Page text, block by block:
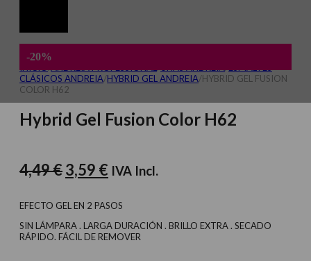
-20%
CLÁSICOS ANDREIA/HYBRID GEL ANDREIA/HYBRID GEL FUSION
COLOR H62
Hybrid Gel Fusion Color H62
4,49€El
original
era:
4,49 €.
3,59 € El
actual
es:
3,59 €.
IVA Incl.
EFECTO GEL EN 2 PASOS
SIN LÁMPARA . LARGA DURACIÓN . BRILLO EXTRA . SECADO
RÁPIDO. FÁCIL DE REMOVER